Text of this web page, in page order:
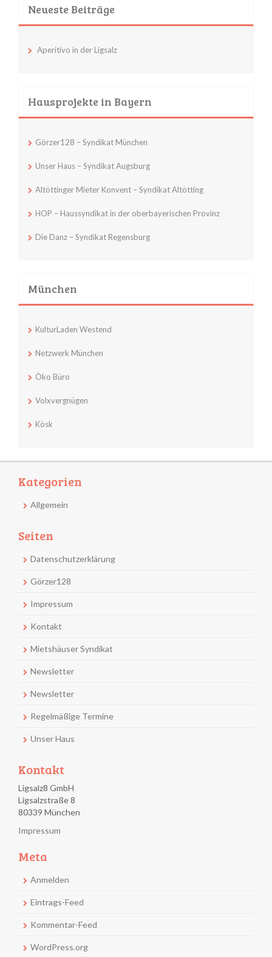
Neueste Beiträge
Aperitivo in der Ligsalz
Hausprojekte in Bayern
Görzer128 – Syndikat München
Unser Haus – Syndikat Augsburg
Altöttinger Mieter Konvent – Syndikat Altötting
HOP – Haussyndikat in der oberbayerischen Provinz
Die Danz – Syndikat Regensburg
München
KulturLaden Westend
Netzwerk München
Öko Büro
Volxvergnügen
Kösk
Kategorien
Allgemein
Seiten
Datenschutzerklärung
Görzer128
Impressum
Kontakt
Mietshäuser Syndikat
Newsletter
Newsletter
Regelmäßige Termine
Unser Haus
Kontakt
Ligsalz8 GmbH
Ligsalzstraße 8
80339 München
Impressum
Meta
Anmelden
Eintrags-Feed
Kommentar-Feed
WordPress.org